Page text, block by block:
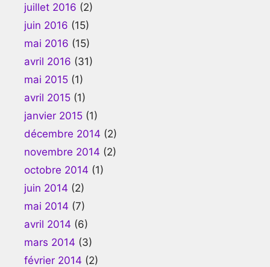
juillet 2016 (2)
juin 2016 (15)
mai 2016 (15)
avril 2016 (31)
mai 2015 (1)
avril 2015 (1)
janvier 2015 (1)
décembre 2014 (2)
novembre 2014 (2)
octobre 2014 (1)
juin 2014 (2)
mai 2014 (7)
avril 2014 (6)
mars 2014 (3)
février 2014 (2)